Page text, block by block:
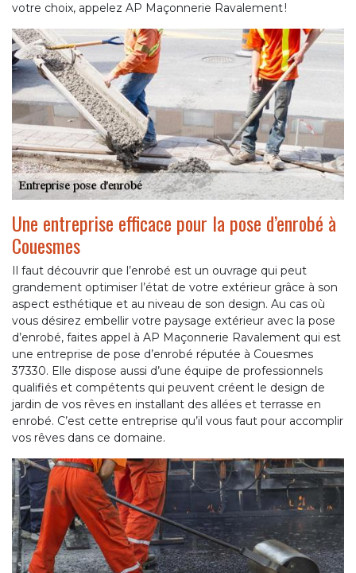
votre choix, appelez AP Maçonnerie Ravalement !
Une entreprise efficace pour la pose d’enrobé à
Couesmes
Il faut découvrir que l’enrobé est un ouvrage qui peut
grandement optimiser l’état de votre extérieur grâce à son
aspect esthétique et au niveau de son design. Au cas où
vous désirez embellir votre paysage extérieur avec la pose
d’enrobé, faites appel à AP Maçonnerie Ravalement qui est
une entreprise de pose d’enrobé réputée à Couesmes
37330. Elle dispose aussi d’une équipe de professionnels
qualifiés et compétents qui peuvent créent le design de
jardin de vos rêves en installant des allées et terrasse en
enrobé. C’est cette entreprise qu’il vous faut pour accomplir
vos rêves dans ce domaine.